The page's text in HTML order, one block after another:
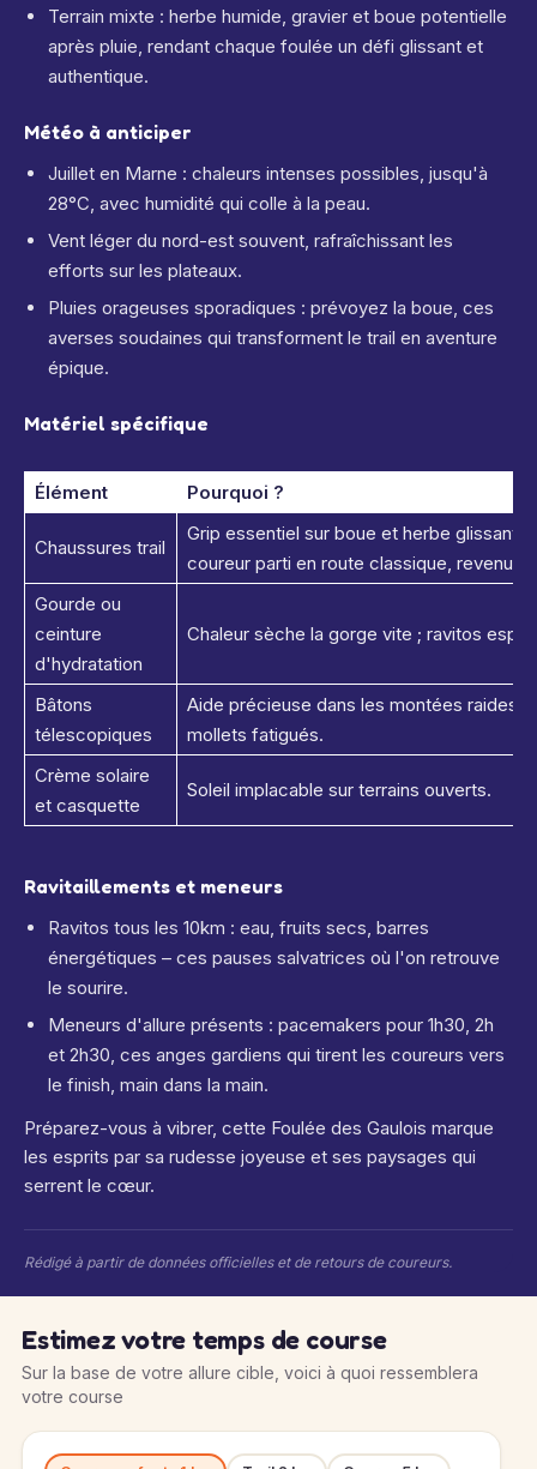
Terrain mixte : herbe humide, gravier et boue potentielle
après pluie, rendant chaque foulée un défi glissant et
authentique.
Météo à anticiper
Juillet en Marne : chaleurs intenses possibles, jusqu'à
28°C, avec humidité qui colle à la peau.
Vent léger du nord-est souvent, rafraîchissant les
efforts sur les plateaux.
Pluies orageuses sporadiques : prévoyez la boue, ces
averses soudaines qui transforment le trail en aventure
épique.
Matériel spécifique
Élément Pourquoi ?
Chaussures trail
Grip essentiel sur boue et herbe
coureur parti en route classique, revenu
Gourde ou
ceinture
d'hydratation
Chaleur sèche la gorge vite ; ravitos
Bâtons
télescopiques
Aide précieuse dans les montées raides,
mollets fatigués.
Crème solaire
et casquette
Soleil implacable sur terrains ouverts.
Ravitaillements et meneurs
Ravitos tous les 10km : eau, fruits secs, barres
énergétiques – ces pauses salvatrices où l'on retrouve
le sourire.
Meneurs d'allure présents : pacemakers pour 1h30, 2h
et 2h30, ces anges gardiens qui tirent les coureurs vers
le finish, main dans la main.
Préparez-vous à vibrer, cette Foulée des Gaulois marque
les esprits par sa rudesse joyeuse et ses paysages qui
serrent le cœur.
Rédigé à partir de données officielles et de retours de coureurs.
Estimez votre temps de course
Sur la base de votre allure cible, voici à quoi ressemblera
votre course